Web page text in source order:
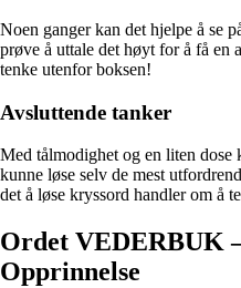
Noen ganger kan det hjelpe å se
prøve å uttale det høyt for å få en
tenke utenfor boksen!
Avsluttende tanker
Med tålmodighet og en liten
kunne løse selv de mest
det å løse kryssord handler om å
Ordet VEDERBUK
Opprinnelse